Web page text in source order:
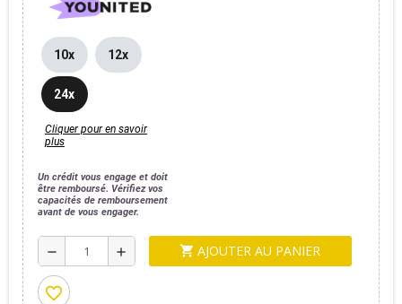
10x 12x
24x
Cliquer pour en savoir
plus
Un crédit vous engage et doit
être remboursé. Vérifiez vos
capacités de remboursement
avant de vous engager.
remove add shopping_cart AJOUTER AU PANIER
favorite_border